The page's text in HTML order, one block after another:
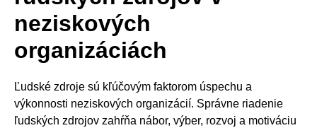
neziskových
organizáciách
Ľudské zdroje sú kľúčovým faktorom úspechu a
výkonnosti neziskových organizácií. Správne riadenie
ľudských zdrojov zahŕňa nábor, výber, rozvoj a motiváciu